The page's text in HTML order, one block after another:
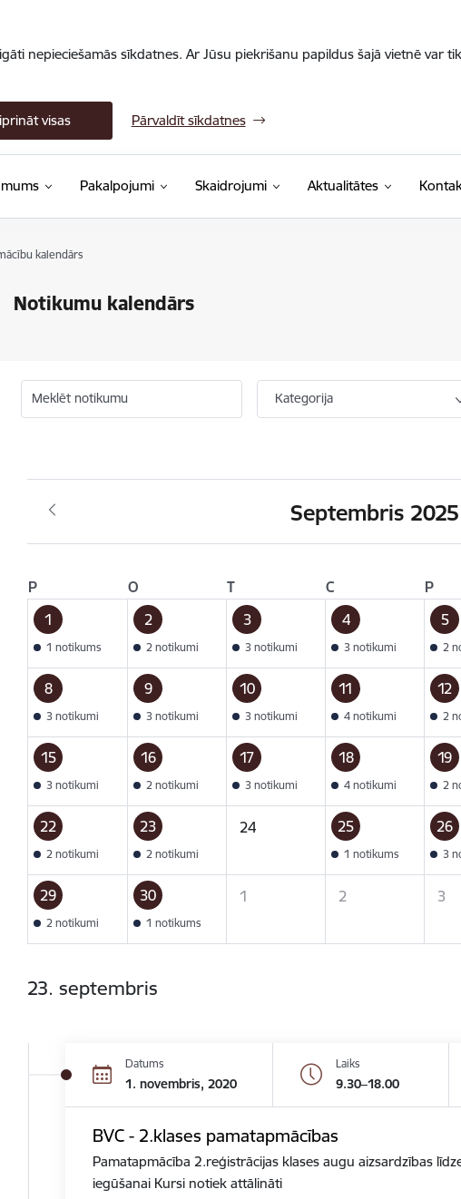
nepieciešamās sīkdatnes. Ar Jūsu piekrišanu papildus šajā vietnē var
visas Pārvaldīt sīkdatnes
Pakalpojumi Skaidrojumi Aktualitātes
kalendārs
Notikumu kalendārs
Meklēt notikumu Kategorija
Septembris 2025
P O T C P
1
1 notikums
2
2 notikumi
3
3 notikumi
4
3 notikumi
5
2
8
3 notikumi
9
3 notikumi
10
3 notikumi
11
4 notikumi
12
2
15
3 notikumi
16
2 notikumi
17
3 notikumi
18
4 notikumi
19
2
22
2 notikumi
23
2 notikumi
24 25
1 notikums
26
3
29
2 notikumi
30
1 notikums
1 2 3
23. septembris
Datums
1. novembris, 2020
Laiks
9.30–18.00
BVC - 2.klases pamatapmācības
Pamatapmācība 2.reģistrācijas klases augu aizsardzības
iegūšanai Kursi notiek attālināti